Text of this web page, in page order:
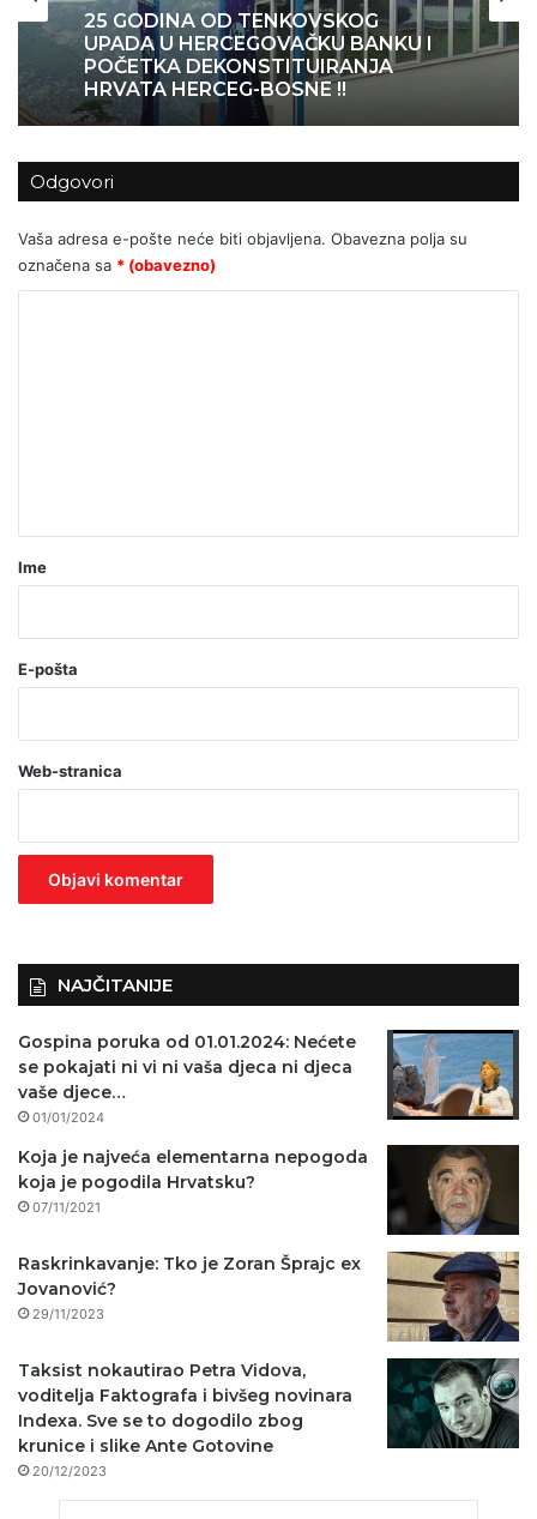
25 GODINA OD TENKOVSKOG
UPADA U HERCEGOVAČKU BANKU I
POČETKA DEKONSTITUIRANJA
HRVATA HERCEG-BOSNE !!
02/04/2026
djece i mladih u posljednjem
desetljeću – istraživači pokušavaju
Odgovori
Vaša adresa e-pošte neće biti objavljena. Obavezna polja su
označena sa * (obavezno)
r
o
a
v
z
Ime
E-pošta
Web-stranica
NAJČITANIJE
Gospina poruka od 01.01.2024: Nećete
se pokajati ni vi ni vaša djeca ni djeca
vaše djece…
01/01/2024
Koja je najveća elementarna nepogoda
koja je pogodila Hrvatsku?
07/11/2021
Raskrinkavanje: Tko je Zoran Šprajc ex
Jovanović?
29/11/2023
Taksist nokautirao Petra Vidova,
voditelja Faktografa i bivšeg novinara
Indexa. Sve se to dogodilo zbog
krunice i slike Ante Gotovine
20/12/2023